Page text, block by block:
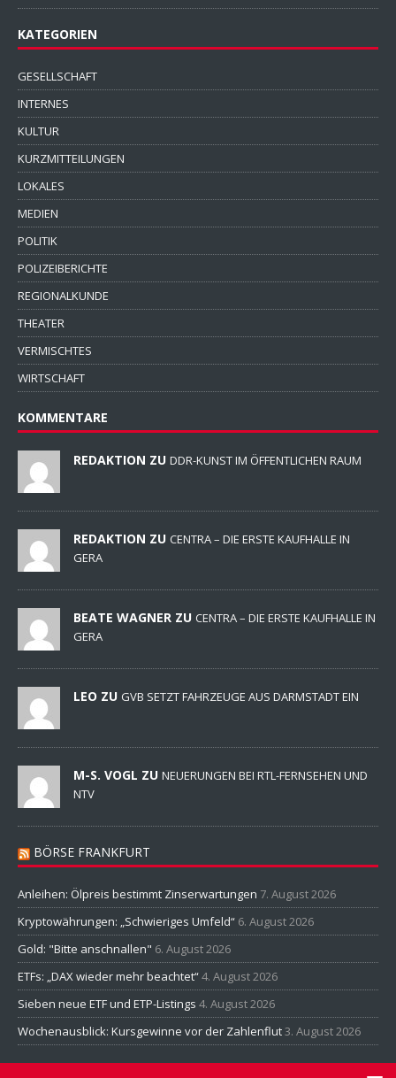
KATEGORIEN
GESELLSCHAFT
INTERNES
KULTUR
KURZMITTEILUNGEN
LOKALES
MEDIEN
POLITIK
POLIZEIBERICHTE
REGIONALKUNDE
THEATER
VERMISCHTES
WIRTSCHAFT
KOMMENTARE
REDAKTION ZU DDR-KUNST IM ÖFFENTLICHEN RAUM
REDAKTION ZU CENTRA – DIE ERSTE KAUFHALLE IN
GERA
BEATE WAGNER ZU CENTRA – DIE ERSTE KAUFHALLE IN
GERA
LEO ZU GVB SETZT FAHRZEUGE AUS DARMSTADT EIN
M-S. VOGL ZU NEUERUNGEN BEI RTL-FERNSEHEN UND
NTV
BÖRSE FRANKFURT
Anleihen: Ölpreis bestimmt Zinserwartungen 7. August 2026
Kryptowährungen: „Schwieriges Umfeld“ 6. August 2026
Gold: "Bitte anschnallen" 6. August 2026
ETFs: „DAX wieder mehr beachtet“4. August 2026
Sieben neue ETF und ETP-Listings 4. August 2026
Wochenausblick: Kursgewinne vor der Zahlenflut3. August 2026